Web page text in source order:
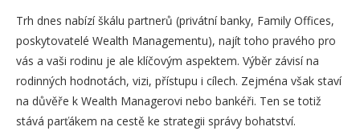
Trh dnes nabízí škálu partnerů (privátní banky, Family Offices,
poskytovatelé Wealth Managementu), najít toho pravého pro
vás a vaši rodinu je ale klíčovým aspektem. Výběr závisí na
rodinných hodnotách, vizi, přístupu i cílech. Zejména však staví
na důvěře k Wealth Managerovi nebo bankéři. Ten se totiž
stává parťákem na cestě ke strategii správy bohatství.